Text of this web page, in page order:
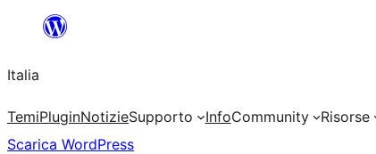
contenuto
Italia
TemiPluginNotizieSupporto InfoCommunity Risorse
Scarica WordPress